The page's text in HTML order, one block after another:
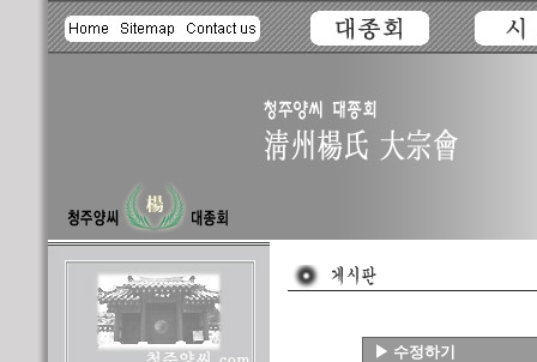
▶ 수정하기